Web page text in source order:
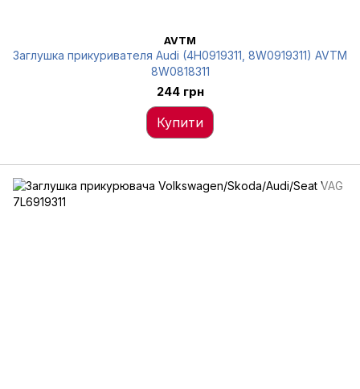
AVTM
Заглушка прикуривателя Audi (4H0919311, 8W0919311) AVTM
8W0818311
244 грн
Купити